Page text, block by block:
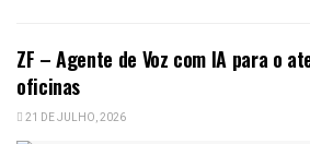
ZF – Agente de Voz com IA para o
oficinas
21 DE JULHO, 2026